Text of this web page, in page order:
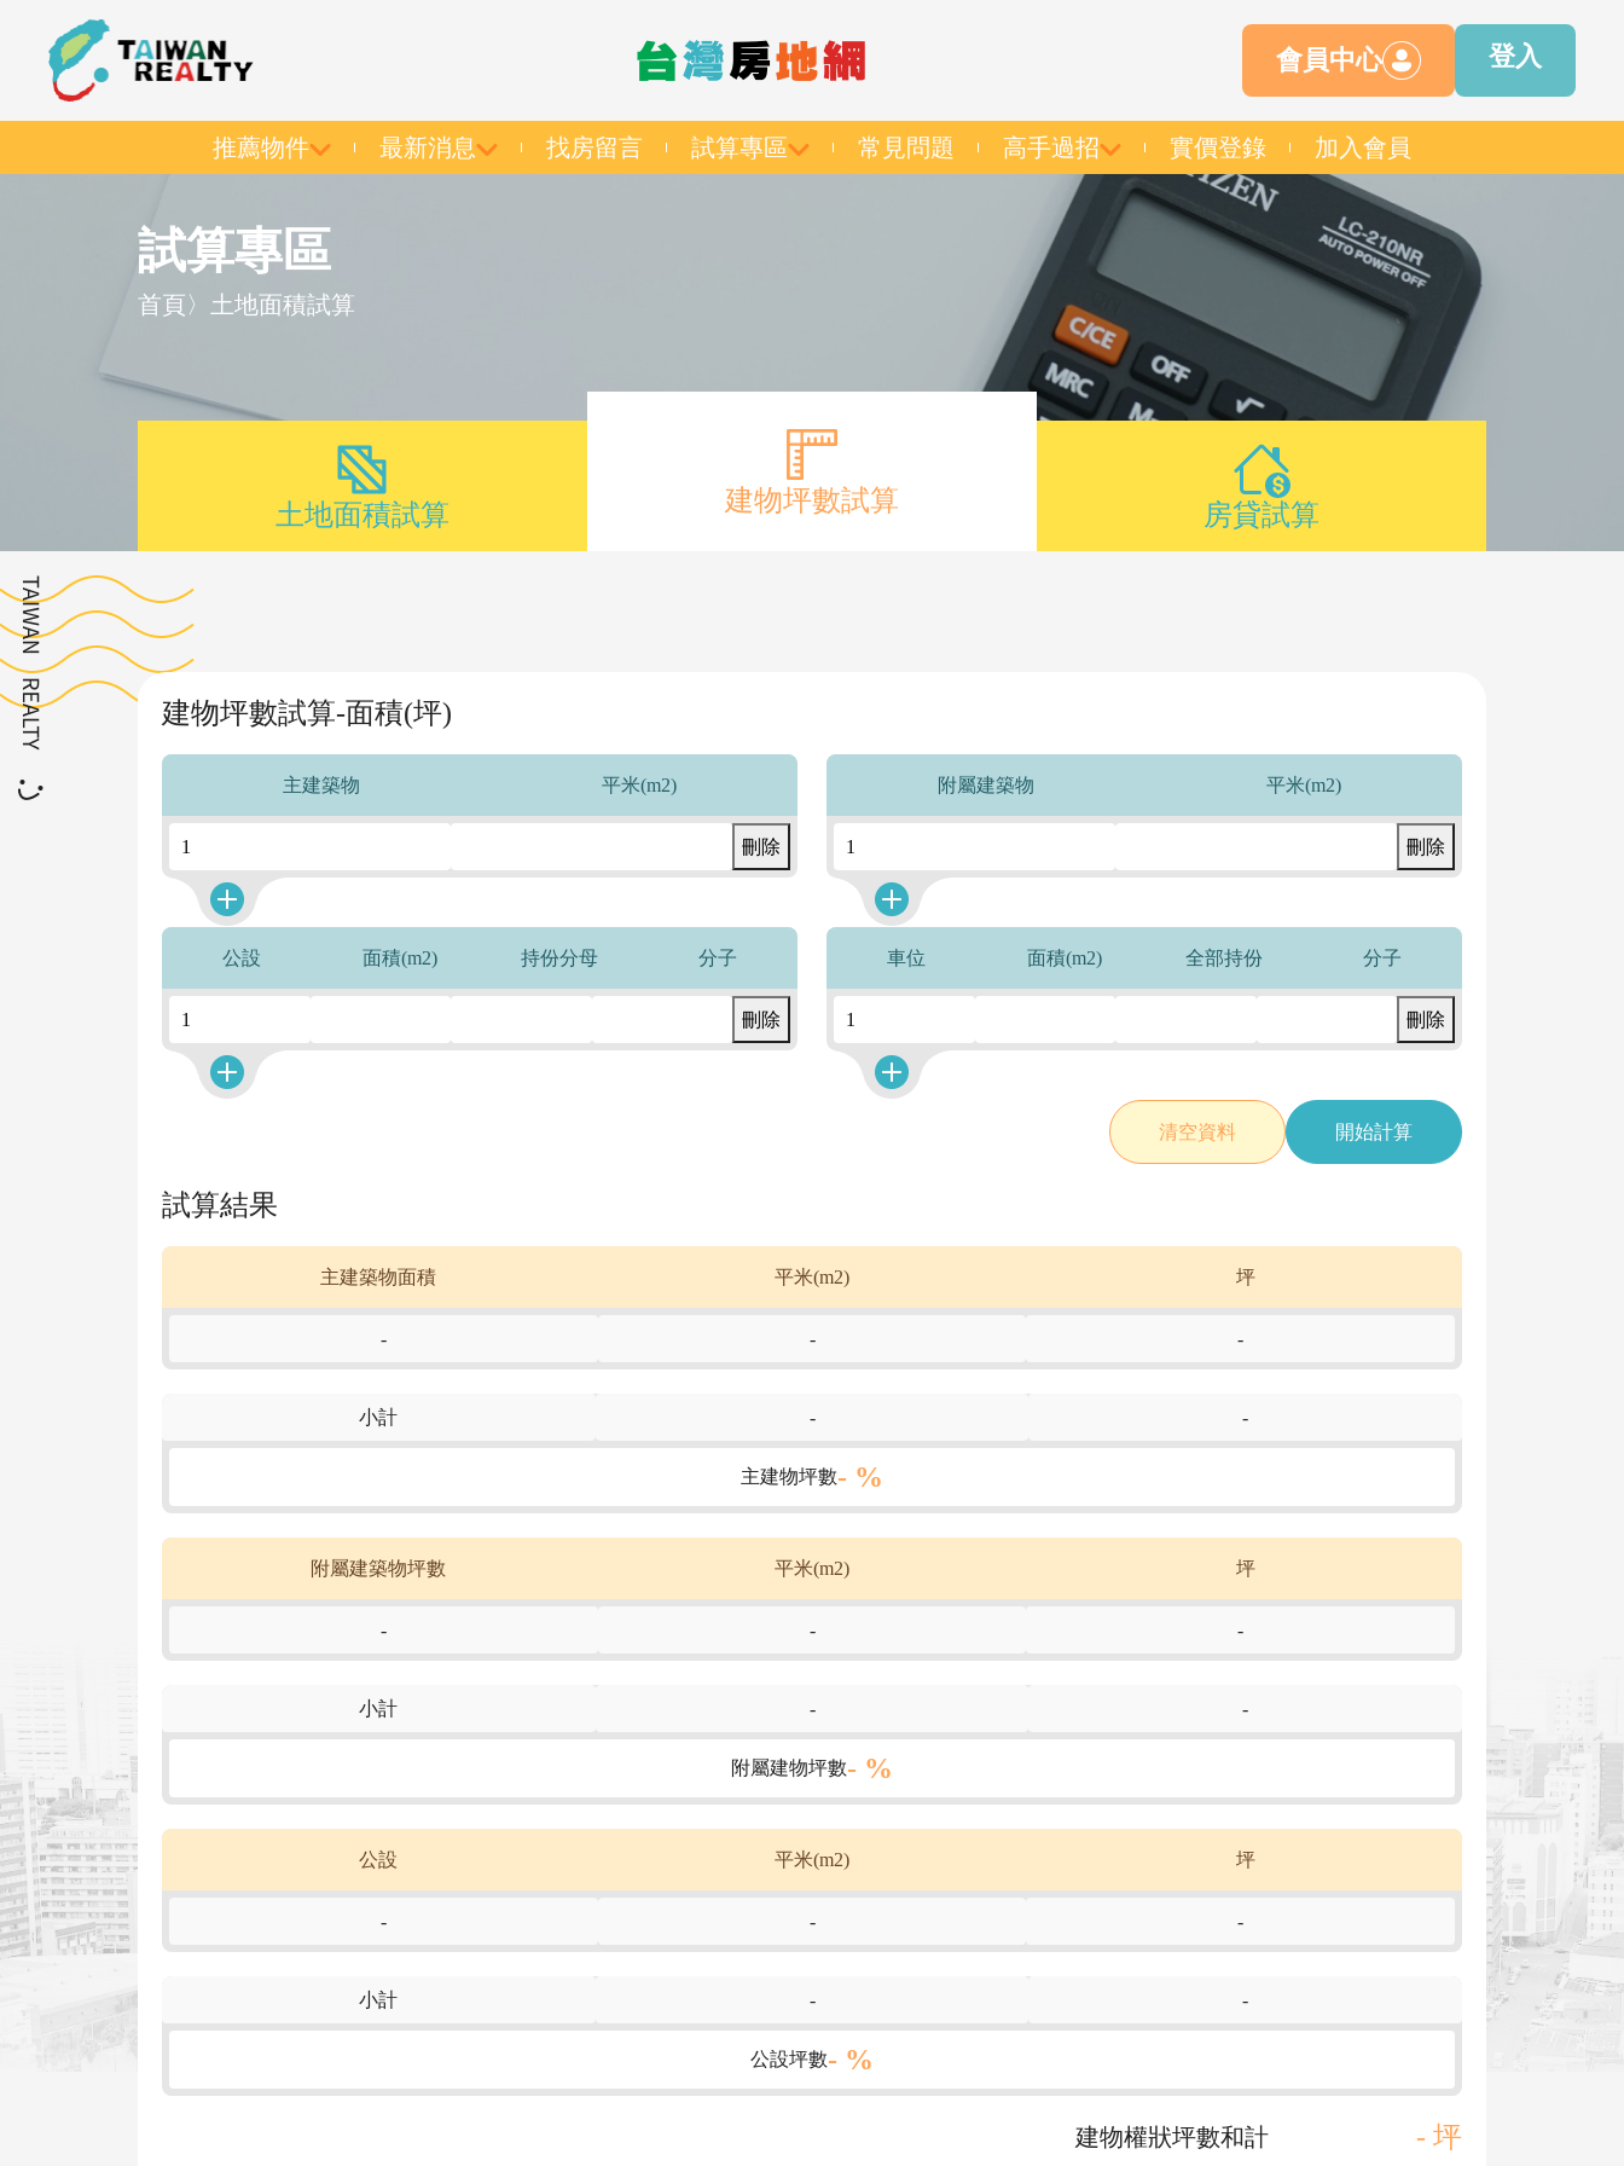
會員中心 登入
推薦物件 最新消息 找房留言 試算專區 常見問題 高手過招 實價登錄 加入會員
試算專區
首頁〉 土地面積試算
土地面積試算 建物坪數試算 房貸試算
建物坪數試算-面積(坪)
主建築物 平米(m2)
刪除
附屬建築物 平米(m2)
刪除
公設 面積(m2) 持份分母 分子
刪除
車位 面積(m2) 全部持份 分子
刪除
清空資料 開始計算
試算結果
主建築物面積 平米(m2) 坪
- - -
小計 - -
主建物坪數- %
附屬建築物坪數 平米(m2) 坪
- - -
小計 - -
附屬建物坪數- %
公設 平米(m2) 坪
- - -
小計 - -
公設坪數- %
建物權狀坪數和計 - 坪